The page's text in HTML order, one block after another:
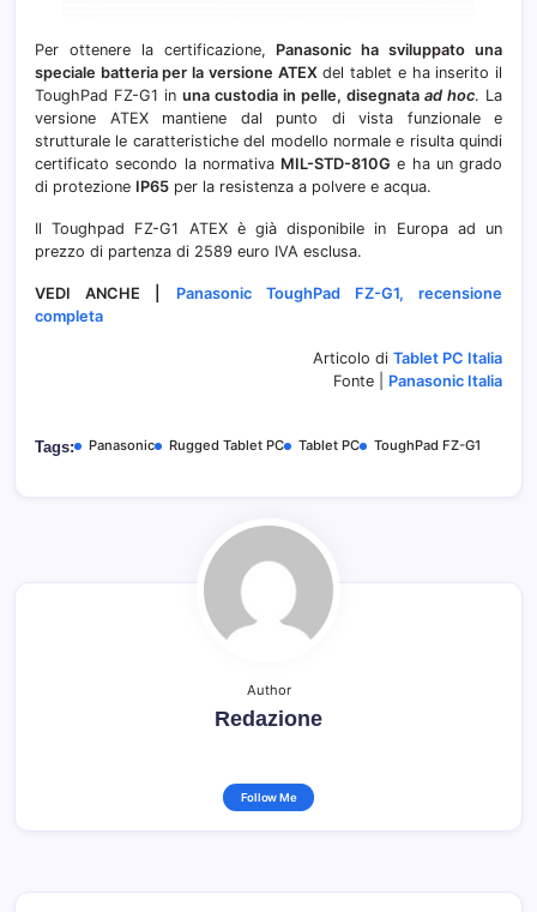
Per ottenere la certificazione, Panasonic ha sviluppato una
speciale batteria per la versione ATEX del tablet e ha inserito il
ToughPad FZ-G1 in una custodia in pelle, disegnata ad hoc. La
versione ATEX mantiene dal punto di vista funzionale e
strutturale le caratteristiche del modello normale e risulta quindi
certificato secondo la normativa MIL-STD-810G e ha un grado
di protezione IP65 per la resistenza a polvere e acqua.
Il Toughpad FZ-G1 ATEX è già disponibile in Europa ad un
prezzo di partenza di 2589 euro IVA esclusa.
VEDI ANCHE | Panasonic ToughPad FZ-G1, recensione
completa
Articolo di Tablet PC Italia
Fonte | Panasonic Italia
Tags: Panasonic Rugged Tablet PC Tablet PC ToughPad FZ-G1
Author
Redazione
Follow Me